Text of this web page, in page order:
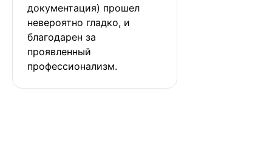
документация) прошел
невероятно гладко, и
благодарен за
проявленный
профессионализм.